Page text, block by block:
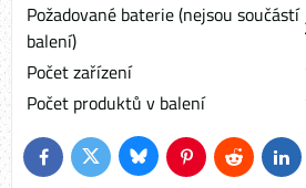
Požadované baterie (nejsou součástí
balení)
Počet zařízení
Počet produktů v balení
FacebookTwitterBlueskyPinterestReddit